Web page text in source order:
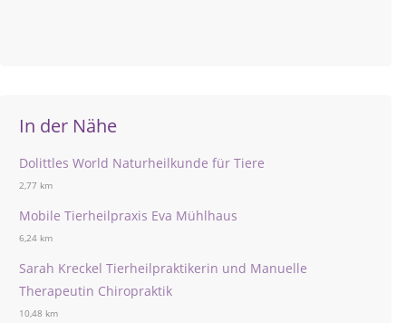
In der Nähe
Dolittles World Naturheilkunde für Tiere
2,77 km
Mobile Tierheilpraxis Eva Mühlhaus
6,24 km
Sarah Kreckel Tierheilpraktikerin und Manuelle
Therapeutin Chiropraktik
10,48 km